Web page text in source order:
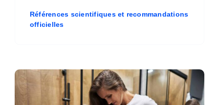
Références scientifiques et recommandations
officielles